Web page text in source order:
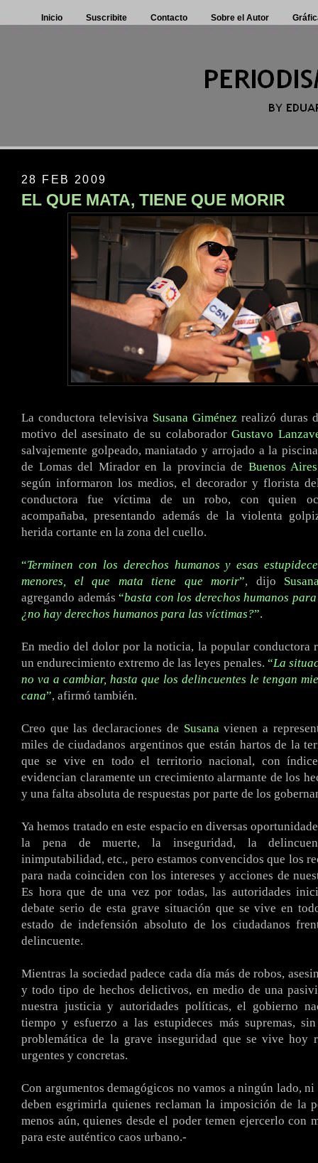
Inicio Suscribite Contacto Sobre el Autor
28 FEB 2009
EL QUE MATA, TIENE QUE MORIR
La conductora televisiva Susana Giménez realizó duras
motivo del asesinato de su colaborador Gustavo
salvajemente golpeado, maniatado y arrojado a la
de Lomas del Mirador en la provincia de Buenos Aires
según informaron los medios, el decorador y florista
conductora fue víctima de un robo, con quien
acompañaba, presentando además de la violenta
herida cortante en la zona del cuello.
“Terminen con los derechos humanos y esas
menores, el que mata tiene que morir”, dijo
agregando además “basta con los derechos humanos
¿no hay derechos humanos para las víctimas?”.
En medio del dolor por la noticia, la popular conductora
un endurecimiento extremo de las leyes penales. “La
no va a cambiar, hasta que los delincuentes le tengan
cana”, afirmó también.
Creo que las declaraciones de Susanavienen a
miles de ciudadanos argentinos que están hartos de la
que se vive en todo el territorio nacional, con
evidencian claramente un crecimiento alarmante de los
y una falta absoluta de respuestas por parte de los
Ya hemos tratado en este espacio en diversas
la pena de muerte, la inseguridad, la
inimputabilidad, etc., pero estamos convencidos que los
para nada coinciden con los intereses y acciones de
Es hora que de una vez por todas, las autoridades
debate serio de esta grave situación que se vive en
estado de indefensión absoluto de los ciudadanos
delincuente.
Mientras la sociedad padece cada día más de robos,
y todo tipo de hechos delictivos, en medio de una
nuestra justicia y autoridades políticas, el gobierno
tiempo y esfuerzo a las estupideces más supremas,
problemática de la grave inseguridad que se vive hoy
urgentes y concretas.
Con argumentos demagógicos no vamos a ningún lado,
deben esgrimirla quienes reclaman la imposición de la
menos aún, quienes desde el poder temen ejercerlo con
para este auténtico caos urbano.-